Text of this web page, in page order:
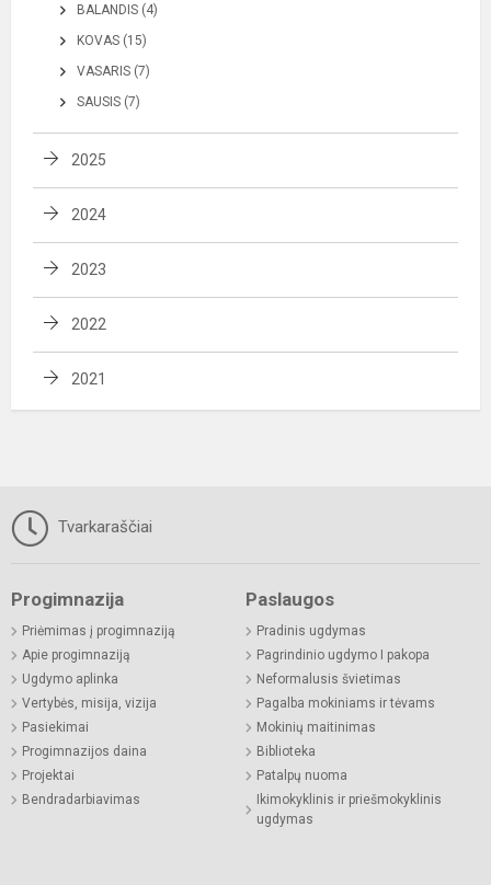
BALANDIS (4)
KOVAS (15)
VASARIS (7)
SAUSIS (7)
2025
2024
2023
2022
2021
Tvarkaraščiai
Progimnazija
Priėmimas į progimnaziją
Apie progimnaziją
Ugdymo aplinka
Vertybės, misija, vizija
Pasiekimai
Progimnazijos daina
Projektai
Bendradarbiavimas
Paslaugos
Pradinis ugdymas
Pagrindinio ugdymo I pakopa
Neformalusis švietimas
Pagalba mokiniams ir tėvams
Mokinių maitinimas
Biblioteka
Patalpų nuoma
Ikimokyklinis ir priešmokyklinis
ugdymas